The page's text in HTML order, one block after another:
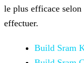
le plus efficace
effectuer.
Build Sram